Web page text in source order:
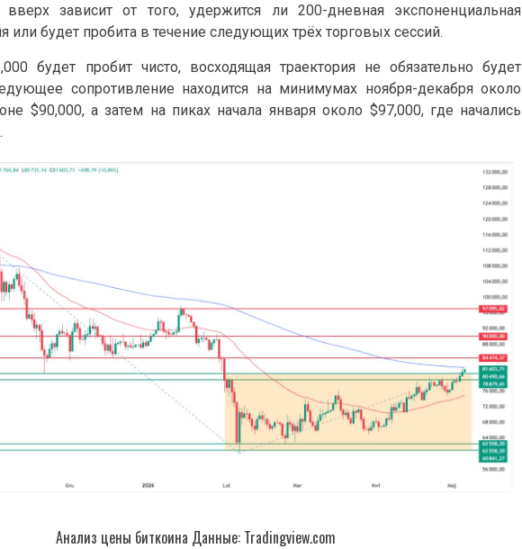
зависит от того, удержится ли 200-дневная экспоненциальная
или будет пробита в течение следующих трёх торговых сессий.
будет пробит чисто, восходящая траектория не обязательно будет
сопротивление находится на минимумах ноября-декабря около
$90,000, а затем на пиках начала января около $97,000, где начались
Анализ цены биткоина Данные: Tradingview.com